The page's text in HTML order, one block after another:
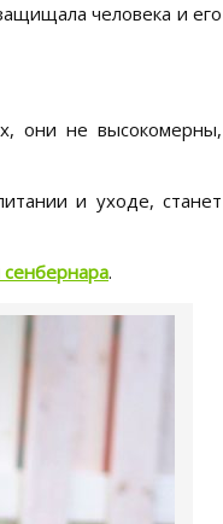
человека и его
они не высокомерны,
и уходе, станет
.
про кошек и
СОБАК NUTRO:
НОВОГО